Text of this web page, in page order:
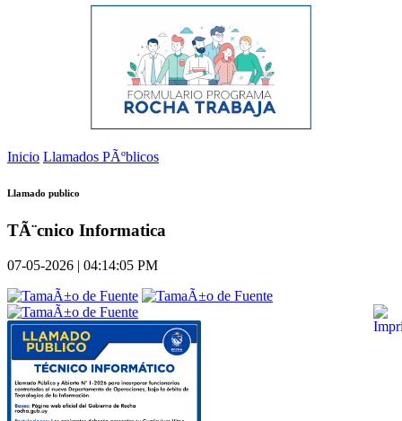
Inicio Llamados PÃºblicos
Llamado publico
TÃ¨cnico Informatica
07-05-2026 | 04:14:05 PM